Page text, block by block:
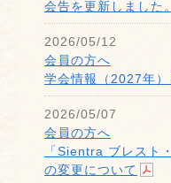
会告を更新しました。
2026/05/12
会員の方へ
学会情報（2027年）
2026/05/07
会員の方へ
「Sientra ブレスト
の変更について